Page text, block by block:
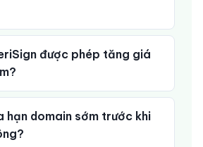
được phép tăng giá
hạn domain sớm trước khi